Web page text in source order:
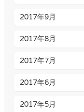
2017年9月
2017年8月
2017年7月
2017年6月
2017年5月